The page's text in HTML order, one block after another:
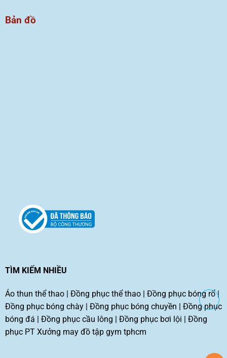
Bản đồ
TÌM KIẾM NHIỀU
Áo thun thể thao| Đồng phục thể thao| Đồng phục bóng rổ|
Đồng phục bóng chày| Đồng phục bóng chuyền | Đồng phục
bóng đá | Đồng phục cầu lông | Đồng phục bơi lội | Đồng
phục PT Xưởng may đồ tập gym tphcm